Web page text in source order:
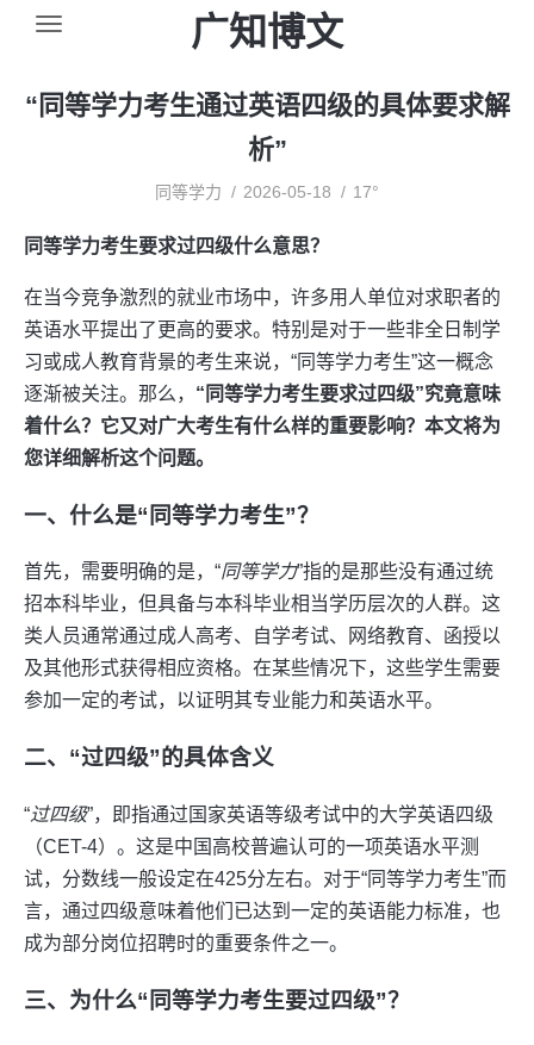
广知博文
“同等学力考生通过英语四级的具体要求解
析”
同等学力 2026-05-18 17°
同等学力考生要求过四级什么意思？
在当今竞争激烈的就业市场中，许多用人单位对求职者的
英语水平提出了更高的要求。特别是对于一些非全日制学
习或成人教育背景的考生来说，“同等学力考生”这一概念
逐渐被关注。那么， “同等学力考生要求过四级”究竟意味
着什么？它又对广大考生有什么样的重要影响？本文将为
您详细解析这个问题。
一、什么是“同等学力考生”？
首先，需要明确的是，“同等学力”指的是那些没有通过统
招本科毕业，但具备与本科毕业相当学历层次的人群。这
类人员通常通过成人高考、自学考试、网络教育、函授以
及其他形式获得相应资格。在某些情况下，这些学生需要
参加一定的考试，以证明其专业能力和英语水平。
二、“过四级”的具体含义
“过四级”，即指通过国家英语等级考试中的大学英语四级
（CET-4）。这是中国高校普遍认可的一项英语水平测
试，分数线一般设定在425分左右。对于“同等学力考生”而
言，通过四级意味着他们已达到一定的英语能力标准，也
成为部分岗位招聘时的重要条件之一。
三、为什么“同等学力考生要过四级”？